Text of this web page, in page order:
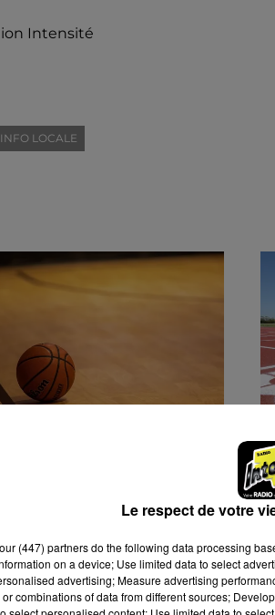
Intensité
INFO LOCALE
Le respect de votre
our (447) partnersdo the following data processing
on a device; Use limited data to select
advertising; Measure advertising
or combinations of data from different sources;